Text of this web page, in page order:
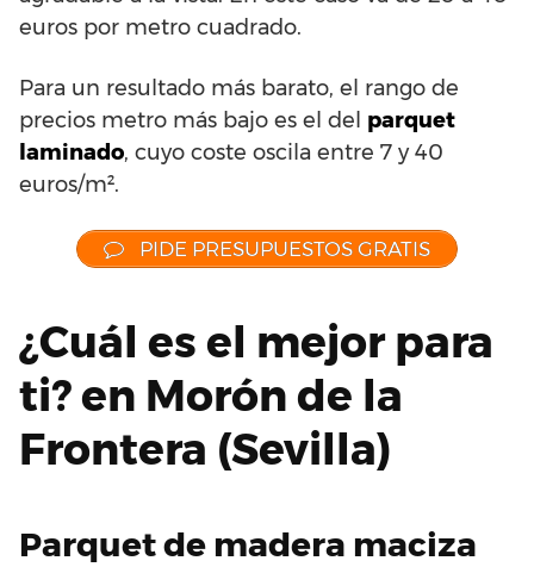
euros por metro cuadrado.
Para un resultado más barato, el rango de
precios metro más bajo es el del parquet
laminado, cuyo coste oscila entre 7 y 40
euros/m².
PIDE PRESUPUESTOS GRATIS
¿Cuál es el mejor para
ti? en Morón de la
Frontera (Sevilla)
Parquet de madera maciza